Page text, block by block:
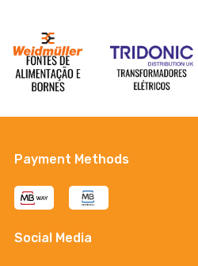
Payment Methods
Social Media